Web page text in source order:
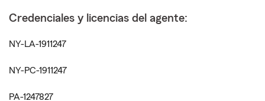
Credenciales y licencias del agente:
NY-LA-1911247
NY-PC-1911247
PA-1247827